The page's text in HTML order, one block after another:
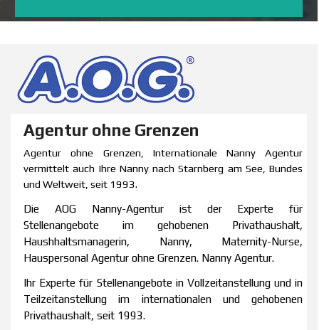
Agentur ohne Grenzen
Agentur ohne Grenzen, Internationale Nanny Agentur
vermittelt auch Ihre Nanny nach Starnberg am See, Bundes
und Weltweit, seit 1993.
Die AOG Nanny-Agentur ist der Experte für
Stellenangebote im gehobenen Privathaushalt,
Haushhaltsmanagerin, Nanny, Maternity-Nurse,
Hauspersonal Agentur ohne Grenzen. Nanny Agentur.
Ihr Expertefür Stellenangebote in Vollzeitanstellung undin
Teilzeitanstellung im internationalen undgehobenen
Privathaushalt, seit 1993.